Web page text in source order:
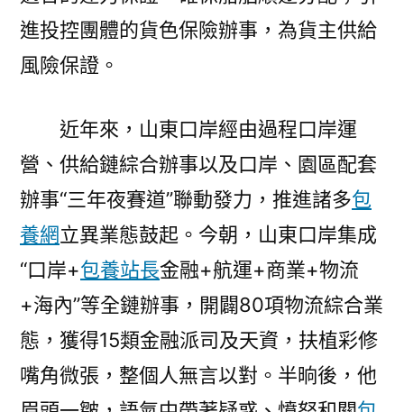
進投控團體的貨色保險辦事，為貨主供給
風險保證。
近年來，山東口岸經由過程口岸運
營、供給鏈綜合辦事以及口岸、園區配套
辦事“三年夜賽道”聯動發力，推進諸多包
養網立異業態鼓起。今朝，山東口岸集成
“口岸+包養站長金融+航運+商業+物流
+海內”等全鏈辦事，開闢80項物流綜合業
態，獲得15類金融派司及天資，扶植彩修
嘴角微張，整個人無言以對。半晌後，他